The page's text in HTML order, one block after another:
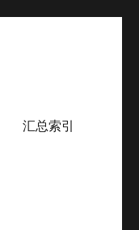
汇总索引